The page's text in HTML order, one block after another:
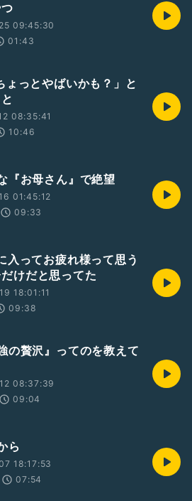
09:45:30
01:43
ょっとやばいかも？」と
08:35:41
10:46
『お母さん』で絶望
01:45:12
09:33
入ってお疲れ様って思う
けだと思ってた
18:01:11
09:38
の贅沢』ってのを教えて
08:37:39
09:04
ら
18:17:53
07:54